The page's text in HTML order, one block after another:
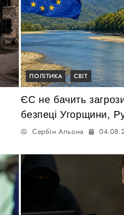
ПОЛІТИКА СВІТ
ЄС не бачить
безпеці Угорщини,
Сербін Альона